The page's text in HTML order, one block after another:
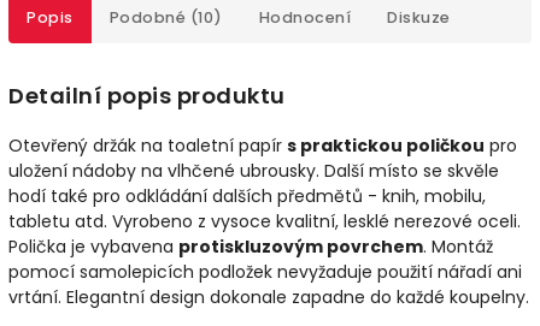
Popis Podobné (10) Hodnocení Diskuze
Detailní popis produktu
Otevřený držák na toaletní papír s praktickou poličkou pro
uložení nádoby na vlhčené ubrousky. Další místo se skvěle
hodí také pro odkládání dalších předmětů - knih, mobilu,
tabletu atd. Vyrobeno z vysoce kvalitní, lesklé nerezové oceli.
Polička je vybavena protiskluzovým povrchem. Montáž
pomocí samolepicích podložek nevyžaduje použití nářadí ani
vrtání. Elegantní design dokonale zapadne do každé koupelny.